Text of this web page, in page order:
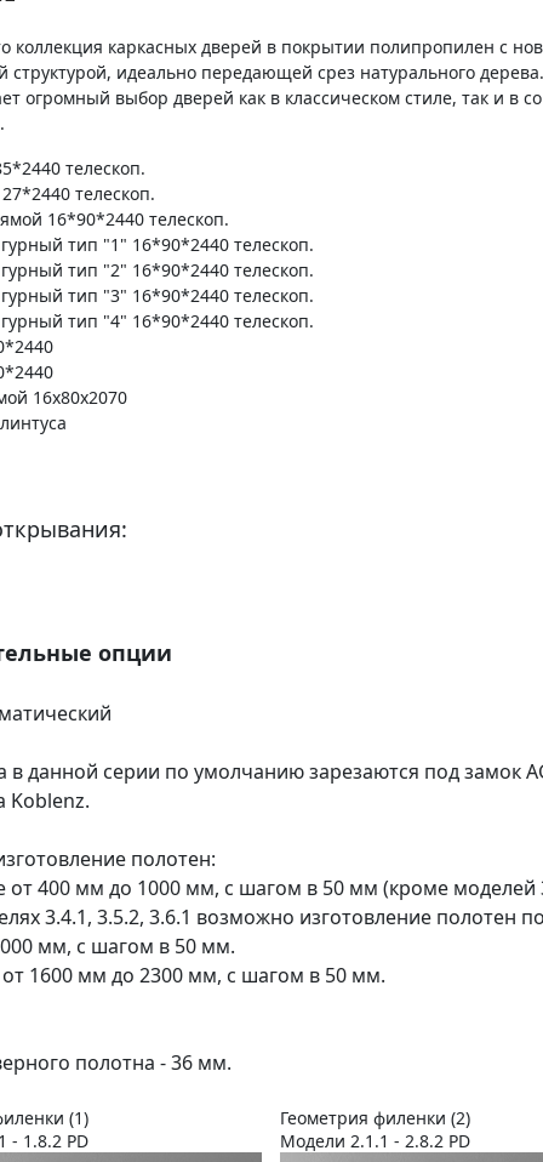
коллекция каркасных дверей в покрытии полипропилен с
структурой, идеально передающей срез натурального
огромный выбор дверей как в классическом стиле, так и в
телескоп.
телескоп.
16*90*2440 телескоп.
тип "1" 16*90*2440 телескоп.
тип "2" 16*90*2440 телескоп.
тип "3" 16*90*2440 телескоп.
тип "4" 16*90*2440 телескоп.
16х80х2070
опции
в данной серии по умолчанию зарезаются под замок
Koblenz.
полотен:
400 мм до 1000 мм, с шагом в 50 мм (кроме моделей
3.4.1, 3.5.2, 3.6.1 возможно изготовление полотен
мм, с шагом в 50 мм.
1600 мм до 2300 мм, с шагом в 50 мм.
полотна - 36 мм.
(1)
- 1.8.2 PD
Геометрия филенки (2)
Модели 2.1.1 - 2.8.2 PD